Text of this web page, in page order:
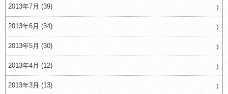
2013年7月 (39)
2013年6月 (34)
2013年5月 (30)
2013年4月 (12)
2013年3月 (13)